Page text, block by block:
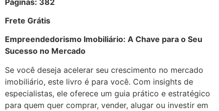
Frete Grátis
Empreendedorismo Imobiliário: A Chave para o Seu
Sucesso no Mercado
Se você deseja acelerar seu crescimento no mercado
imobiliário, este livro é para você. Com insights de
especialistas, ele oferece um guia prático e estratégico
para quem quer comprar, vender, alugar ou investir em